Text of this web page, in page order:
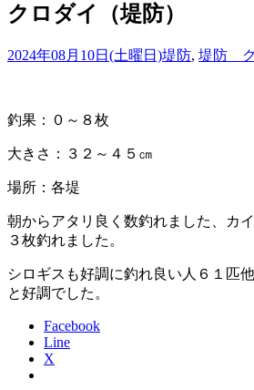
クロダイ（堤防）
2024年08月10日(土曜日)堤防, 堤防 ク
釣果：０～８枚
大きさ：３２～４５㎝
場所：各堤
朝からアタリ良く数釣れました、カ
３枚釣れました。
シロギスも好調に釣れ良い人６１匹
と好調でした。
Facebook
Line
X